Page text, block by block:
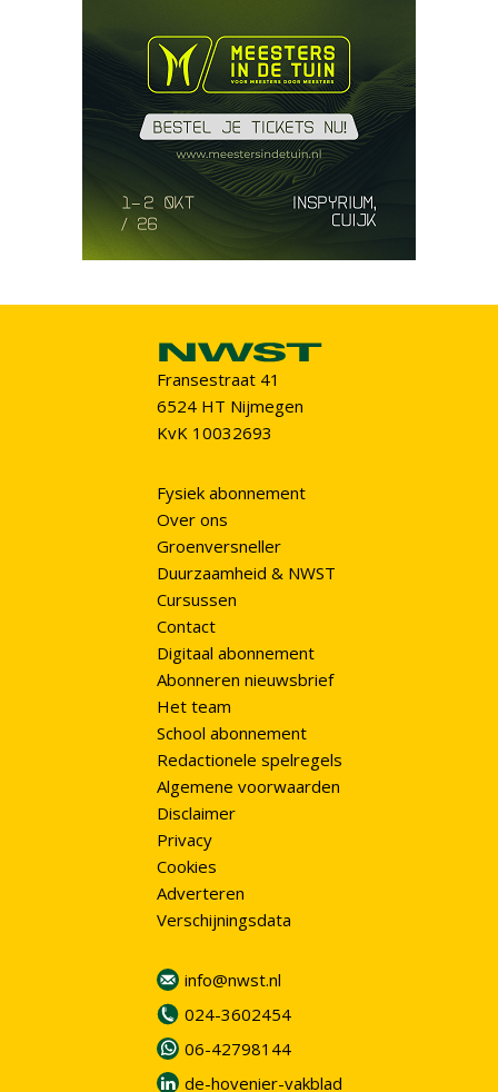
Fransestraat 41
6524 HT Nijmegen
KvK 10032693
Fysiek abonnement
Over ons
Groenversneller
Duurzaamheid & NWST
Cursussen
Contact
Digitaal abonnement
Abonneren nieuwsbrief
Het team
School abonnement
Redactionele spelregels
Algemene voorwaarden
Disclaimer
Privacy
Cookies
Adverteren
Verschijningsdata
info@nwst.nl
024-3602454
06-42798144
de-hovenier-vakblad